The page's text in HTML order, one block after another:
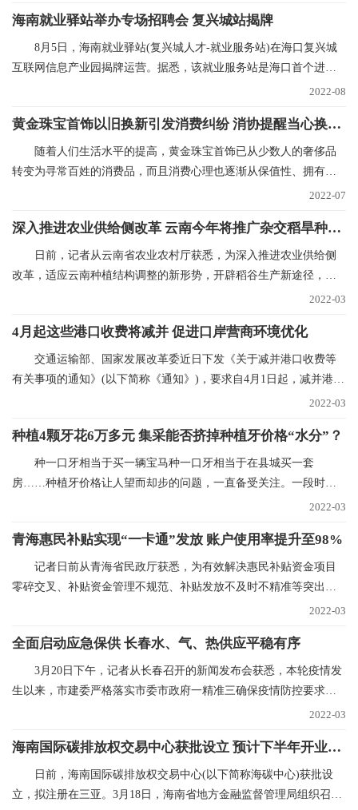
海南就业驿站举办专场招聘会 复兴城站揭牌
8月5日，海南就业驿站(复兴城人才-就业服务站)在海口复兴城
互联网信息产业园揭牌运营。据悉，该就业服务站是海口首个进驻
2022-08
黄金珠宝首饰以旧换新引发消费纠纷 消协提醒当心换购回购“陷阱”
随着人们生活水平的提高，黄金珠宝首饰已从少数人的奢侈品
转变为寻常百姓的消费品，而且消费心理也逐渐从保值性、拥有性
2022-07
深入推进农业供给侧改革 云南今年将推广杂交稻旱种50万亩
日前，记者从云南省农业农村厅获悉，为深入推进农业供给侧
改革，适应云南种植结构调整的新形势，开辟稻谷生产新途径，稳
2022-03
4月起这些港口收费将减并 促进口岸营商环境优化
交通运输部、国家发展改革委近日下发《关于减并港口收费等
有关事项的通知》(以下简称《通知》)，要求自4月1日起，减并港口
2022-03
种植4颗牙花6万多元 集采能否挤掉种植牙价格“水分”？
种一口牙相当于买一辆宝马种一口牙相当于在县城买一套
房……种植牙价格让人望而却步的问题，一直备受关注。一段时间
2022-03
青海惠民补贴实现“一卡通”发放 账户使用率提升至98%
记者日前从青海省民政厅获悉，为有效解决惠民补贴资金项目
零碎交叉、补贴资金管理不规范、补贴发放不及时不精准等突出问
2022-03
全面启动应急保供 长春水、气、热供应平稳有序
3月20日下午，记者从长春召开的新闻发布会获悉，本轮疫情发
生以来，市建委严格落实市委市政府一精准三确保疫情防控要求，
2022-03
海南国际碳排放权交易中心获批设立 预计下半年开业运营
日前，海南国际碳排放权交易中心(以下简称海碳中心)获批设
立，拟注册在三亚。3月18日，海南省地方金融监督管理局组织召开